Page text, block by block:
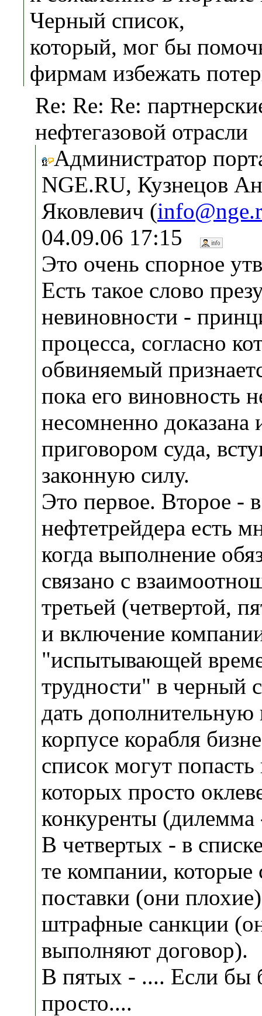
Черный список,
который, мог бы
фирмам избежать
Re: Re: Re:
нефтегазовой отрасли
Администратор
NGE.RU, Кузнецов
Яковлевич (
04.09.06 17:15
Это очень спорное
Есть такое слово
невиновности -
процесса, согласно
обвиняемый
пока его виновность
несомненно доказана
приговором суда,
законную силу.
Это первое. Второе -
нефтетрейдера есть
когда выполнение
связано с
третьей (четвертой,
и включение
"испытывающей
трудности" в черный
дать
корпусе корабля
список могут
которых просто
конкуренты (дилемма
В четвертых - в
те компании, которые
поставки (они
штрафные санкции
выполняют договор).
В пятых - .... Если бы
просто....